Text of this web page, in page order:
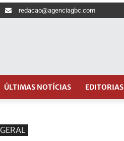
redacao@agenciagbc.com
ÚLTIMAS NOTÍCIAS EDITORIAS
GERAL